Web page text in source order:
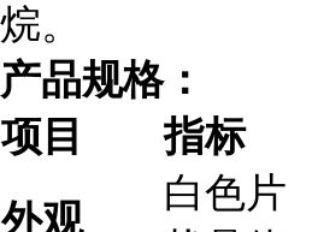
烷。
产品规格：
项目
指标
外观
白色片